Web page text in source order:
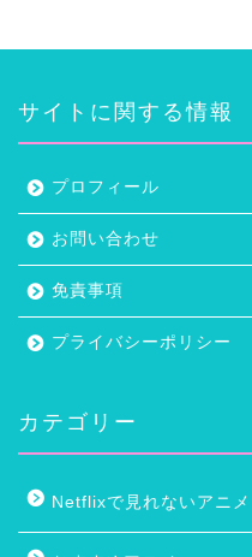
サイトに関する情報
プロフィール
お問い合わせ
免責事項
プライバシーポリシー
カテゴリー
Netflixで見れないアニメ